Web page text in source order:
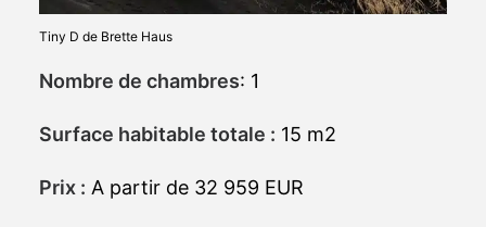
Tiny D de Brette Haus
Nombre de chambres: 1
Surface habitable totale : 15 m2
Prix : A partir de 32 959 EUR